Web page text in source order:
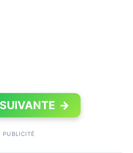
→
PUBLICITÉ